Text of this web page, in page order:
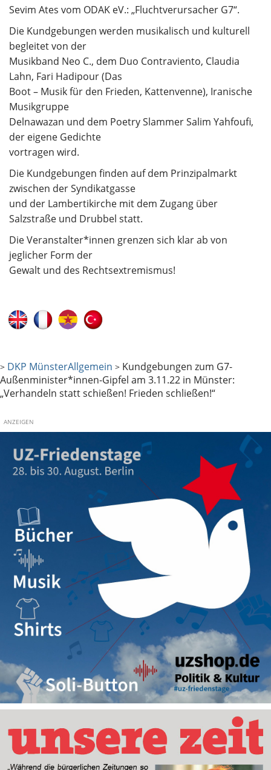
Sevim Ates vom ODAK eV.: „Fluchtverursacher G7“.
Die Kundgebungen werden musikalisch und kulturell
begleitet von der
Musikband Neo C., dem Duo Contraviento, Claudia
Lahn, Fari Hadipour (Das
Boot – Musik für den Frieden, Kattenvenne), Iranische
Musikgruppe
Delnawazan und dem Poetry Slammer Salim Yahfoufi,
der eigene Gedichte
vortragen wird.
Die Kundgebungen finden auf dem Prinzipalmarkt
zwischen der Syndikatgasse
und der Lambertikirche mit dem Zugang über
Salzstraße und Drubbel statt.
Die Veranstalter*innen grenzen sich klar ab von
jeglicher Form der
Gewalt und des Rechtsextremismus!
> DKP MünsterAllgemein > Kundgebungen zum G7-
Außenminister*innen-Gipfel am 3.11.22 in Münster:
„Verhandeln statt schießen! Frieden schließen!“
ANZEIGEN